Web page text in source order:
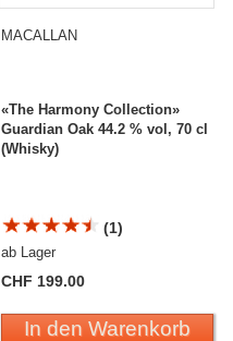
MACALLAN
«The Harmony Collection»
Guardian Oak 44.2 % vol, 70 cl
(Whisky)
(1)
ab Lager
CHF 199.00
In den Warenkorb